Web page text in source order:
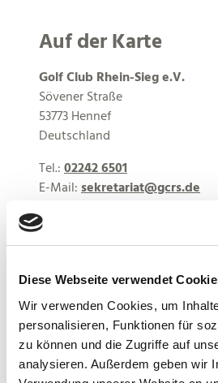
Diese Webseite verwendet
Wir verwenden Cookies, um
personalisieren, Funktionen für
zu können und die Zugriffe auf
analysieren. Außerdem geben wir
Auf der Karte
Golf Club Rhein-Sieg e.V.
Sövener Straße
53773 Hennef
Deutschland
Tel.:02242 6501
E-Mail:sekretariat@gcrs.de
Anreise planen